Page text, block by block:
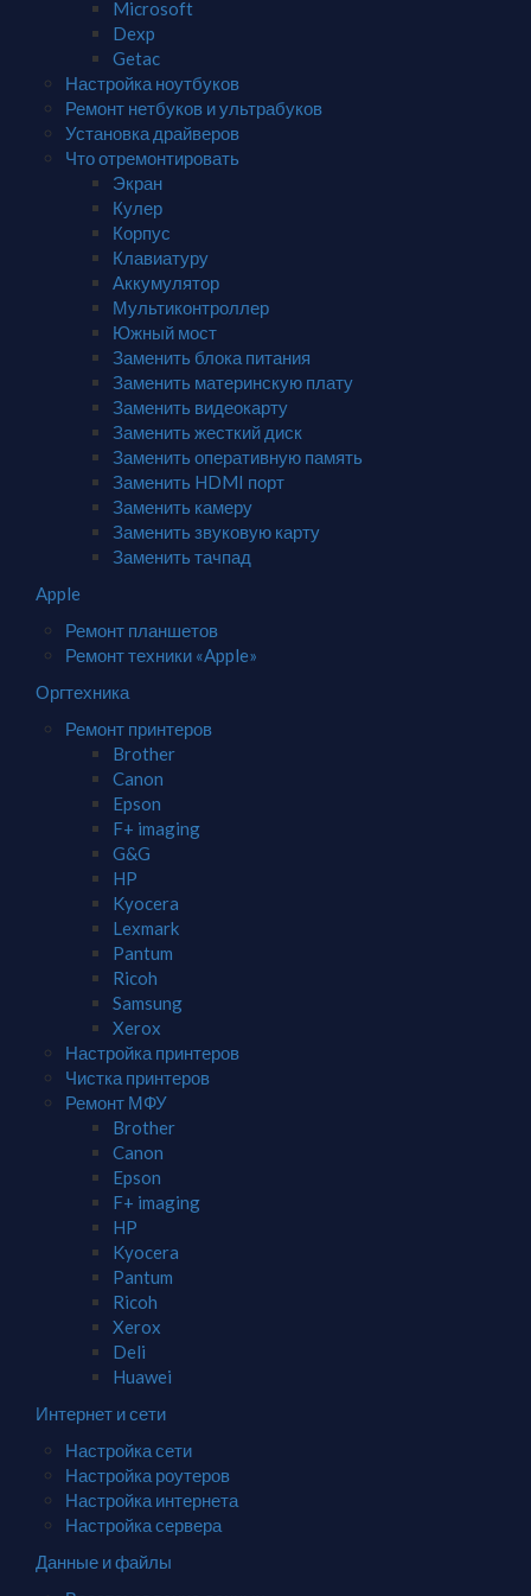
Microsoft
Dexp
Getac
Настройка ноутбуков
Ремонт нетбуков и ультрабуков
Установка драйверов
Что отремонтировать
Экран
Кулер
Корпус
Клавиатуру
Аккумулятор
Мультиконтроллер
Южный мост
Заменить блока питания
Заменить материнскую плату
Заменить видеокарту
Заменить жесткий диск
Заменить оперативную память
Заменить HDMI порт
Заменить камеру
Заменить звуковую карту
Заменить тачпад
Apple
Ремонт планшетов
Ремонт техники «Apple»
Оргтехника
Ремонт принтеров
Brother
Canon
Epson
F+ imaging
G&G
HP
Kyocera
Lexmark
Pantum
Ricoh
Samsung
Xerox
Настройка принтеров
Чистка принтеров
Ремонт МФУ
Brother
Canon
Epson
F+ imaging
HP
Kyocera
Pantum
Ricoh
Xerox
Deli
Huawei
Интернет и сети
Настройка сети
Настройка роутеров
Настройка интернета
Настройка сервера
Данные и файлы